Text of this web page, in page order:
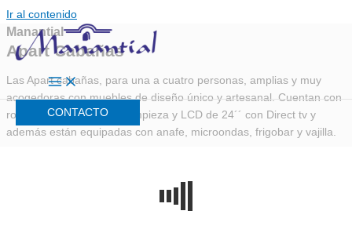
Ir al contenido
CONTACTO
Manantial
Apart Cabañas
Las Apart cabañas, para una a cuatro personas, amplias y muy
acogedoras con muebles de diseño único y artesanal. Cuentan con
ropa blanca, servicio de limpieza y LCD de 24´´ con Direct tv y
además están equipadas con anafe, microondas, frigobar y vajilla.